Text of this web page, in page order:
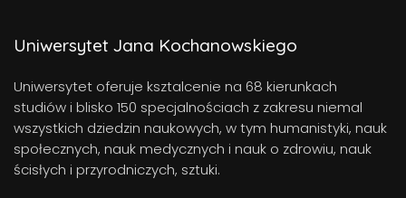
Uniwersytet Jana Kochanowskiego
Uniwersytet oferuje ksztalcenie na 68 kierunkach
studiów i blisko 150 specjalnościach z zakresu niemal
wszystkich dziedzin naukowych, w tym humanistyki, nauk
społecznych, nauk medycznych i nauk o zdrowiu, nauk
ścisłych i przyrodniczych, sztuki.